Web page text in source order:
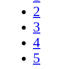
2
3
4
5